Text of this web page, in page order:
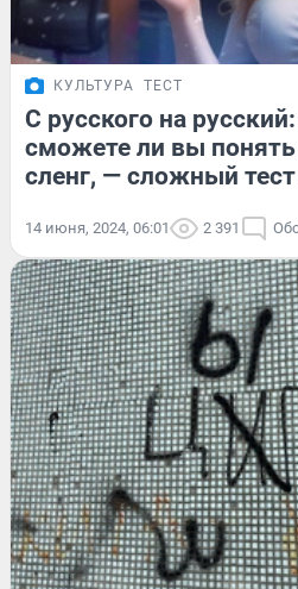
КУЛЬТУРА ТЕСТ
С русского на
сможете ли вы
сленг, — сложный
14 июня, 2024, 06:01 2 391